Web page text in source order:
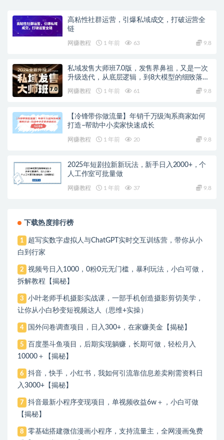
高粘性社群运营，引爆私域成交，打破运营全
链
网赚教程 1 年前 63 9.8
私域发售大师班7.0版，发售界鼻祖，又是一次
升级迭代，从底层逻辑，到8大模型的细致落地
网赚教程 1 年前 61 9.8
【冷锋带你做流量】年销千万级淘系商家如何
打造–帮助中小卖家快速成长
网赚教程 1 年前 20 9.8
2025年短剧拉新新玩法，新手日入2000+，个
人工作室可批量做
网赚教程 1 年前 37 9.8
下载热度排行榜
1
超写实数字虚拟人与ChatGPT实时交互训练营，带你从小
白到行家
2
视频号日入1000，0粉0元无门槛，暴利玩法，小白可做，
拆解教程【揭秘】
3
小叶老师手机摄影实战课，一部手机创造摄影剪切美学，
让你从小白秒变短视频达人（思维+实操）
4 国外问卷调查项目，日入300+，在家赚美金【揭秘】
5
百度墨斗鱼项目，后期实现躺赚，长期可做，轻松月入
10000＋【揭秘】
6
抖音，快手，小红书，我如何引流靠信息差卖刚需资料日
入3000+【揭秘】
7
抖音最新小程序变现项目，单视频收益6w＋，小白可做
【揭秘】
8
零基础搭建微信漫画小程序，支持流量主，全网漫画兔费